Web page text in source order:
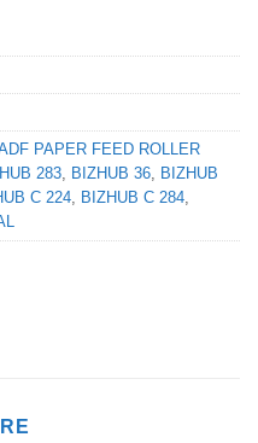
PAPER FEED ROLLER
283, BIZHUB 36, BIZHUB
C 224, BIZHUB C 284,